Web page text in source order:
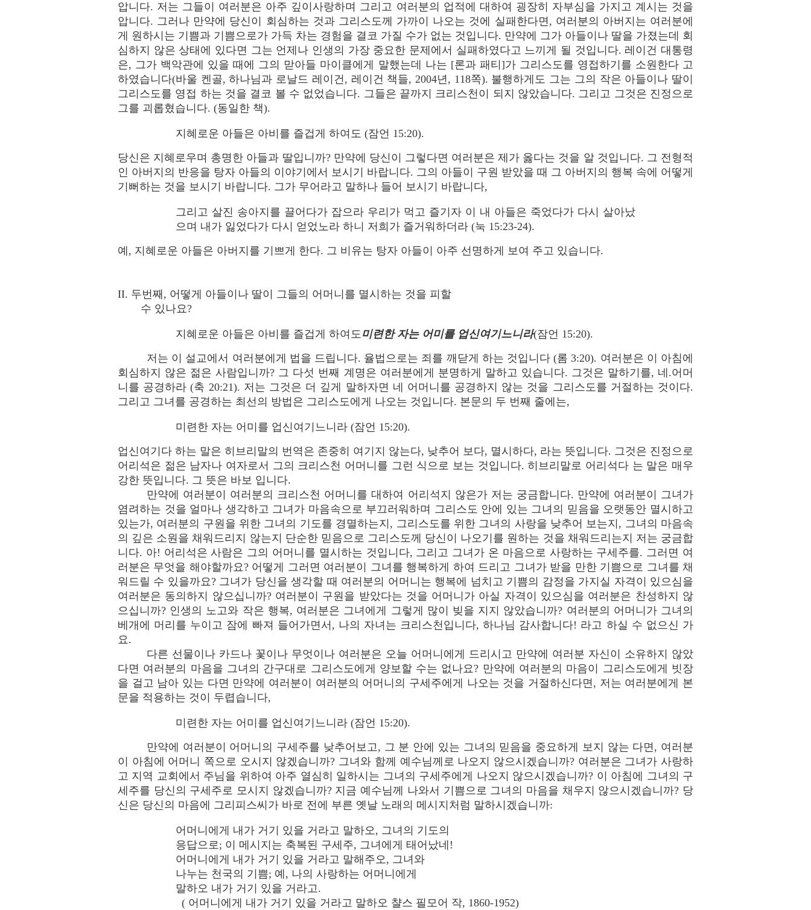
압니다. 저는 그들이 여러분은 아주 깊이사랑하며 그리고 여러분의 업적에 대하여 굉장히 자부심을 가지고 계시는 것을
압니다. 그러나 만약에 당신이 회심하는 것과 그리스도께 가까이 나오는 것에 실패한다면, 여러분의 아버지는 여러분에
게 원하시는 기쁨과 기쁨으로가 가득 차는 경험을 결코 가질 수가 없는 것입니다. 만약에 그가 아들이나 딸을 가졌는데 회
심하지 않은 상태에 있다면 그는 언제나 인생의 가장 중요한 문제에서 실패하였다고 느끼게 될 것입니다. 레이건 대통령
은, 그가 백악관에 있을 때에 그의 맏아들 마이클에게 말했는데 나는 [론과 패티]가 그리스도를 영접하기를 소원한다 고
하였습니다(바울 켄골, 하나님과 로날드 레이건, 레이건 책들, 2004년, 118쪽). 불행하게도 그는 그의 작은 아들이나 딸이
그리스도를 영접 하는 것을 결코 볼 수 없었습니다. 그들은 끝까지 크리스천이 되지 않았습니다. 그리고 그것은 진정으로
그를 괴롭혔습니다. (동일한 책).
지혜로운 아들은 아비를 즐겁게 하여도 (잠언 15:20).
당신은 지혜로우며 총명한 아들과 딸입니까? 만약에 당신이 그렇다면 여러분은 제가 옳다는 것을 알 것입니다. 그 전형적
인 아버지의 반응을 탕자 아들의 이야기에서 보시기 바랍니다. 그의 아들이 구원 받았을 때 그 아버지의 행복 속에 어떻게
기뻐하는 것을 보시기 바랍니다. 그가 무어라고 말하나 들어 보시기 바랍니다,
그리고 살진 송아지를 끌어다가 잡으라 우리가 먹고 즐기자 이 내 아들은 죽었다가 다시 살아났
으며 내가 잃었다가 다시 얻었노라 하니 저희가 즐거워하더라 (눅 15:23-24).
예, 지혜로운 아들은 아버지를 기쁘게 한다. 그 비유는 탕자 아들이 아주 선명하게 보여 주고 있습니다.
II. 두번째, 어떻게 아들이나 딸이 그들의 어머니를 멸시하는 것을 피할
수 있나요?
지혜로운 아들은 아비를 즐겁게 하여도미련한 자는 어미를 업신여기느니라(잠언 15:20).
저는 이 설교에서 여러분에게 법을 드립니다. 율법으로는 죄를 깨닫게 하는 것입니다 (롬 3:20). 여러분은 이 아침에
회심하지 않은 젊은 사람입니까? 그 다섯 번째 계명은 여러분에게 분명하게 말하고 있습니다. 그것은 말하기를, 네.어머
니를 공경하라 (축 20:21). 저는 그것은 더 깊게 말하자면 네 어머니를 공경하지 않는 것을 그리스도를 거절하는 것이다.
그리고 그녀를 공경하는 최선의 방법은 그리스도에게 나오는 것입니다. 본문의 두 번째 줄에는,
미련한 자는 어미를 업신여기느니라 (잠언 15:20).
업신여기다 하는 말은 히브리말의 번역은 존중히 여기지 않는다, 낮추어 보다, 멸시하다, 라는 뜻입니다. 그것은 진정으로
어리석은 젊은 남자나 여자로서 그의 크리스천 어머니를 그런 식으로 보는 것입니다. 히브리말로 어리석다 는 말은 매우
강한 뜻입니다. 그 뜻은 바보 입니다.
만약에 여러분이 여러분의 크리스천 어머니를 대하여 어리석지 않은가 저는 궁금합니다. 만약에 여러분이 그녀가
염려하는 것을 얼마나 생각하고 그녀가 마음속으로 부끄러워하며 그리스도 안에 있는 그녀의 믿음을 오랫동안 멸시하고
있는가, 여러분의 구원을 위한 그녀의 기도를 경멸하는지, 그리스도를 위한 그녀의 사랑을 낮추어 보는지, 그녀의 마음속
의 깊은 소원을 채워드리지 않는지 단순한 믿음으로 그리스도께 당신이 나오기를 원하는 것을 채워드리는지 저는 궁금합
니다. 아! 어리석은 사람은 그의 어머니를 멸시하는 것입니다, 그리고 그녀가 온 마음으로 사랑하는 구세주를. 그러면 여
러분은 무엇을 해야할까요? 어떻게 그러면 여러분이 그녀를 행복하게 하여 드리고 그녀가 받을 만한 기쁨으로 그녀를 채
워드릴 수 있을까요? 그녀가 당신을 생각할 때 여러분의 어머니는 행복에 넘치고 기쁨의 감정을 가지실 자격이 있으심을
여러분은 동의하지 않으십니까? 여러분이 구원을 받았다는 것을 어머니가 아실 자격이 있으심을 여러분은 찬성하지 않
으십니까? 인생의 노고와 작은 행복, 여러분은 그녀에게 그렇게 많이 빚을 지지 않았습니까? 여러분의 어머니가 그녀의
베개에 머리를 누이고 잠에 빠져 들어가면서, 나의 자녀는 크리스천입니다, 하나님 감사합니다! 라고 하실 수 없으신 가
요.
다른 선물이나 카드나 꽃이나 무엇이나 여러분은 오늘 어머니에게 드리시고 만약에 여러분 자신이 소유하지 않았
다면 여러분의 마음을 그녀의 간구대로 그리스도에게 양보할 수는 없나요? 만약에 여러분의 마음이 그리스도에게 빗장
을 걸고 남아 있는 다면 만약에 여러분이 여러분의 어머니의 구세주에게 나오는 것을 거절하신다면, 저는 여러분에게 본
문을 적용하는 것이 두렵습니다,
미련한 자는 어미를 업신여기느니라 (잠언 15:20).
만약에 여러분이 어머니의 구세주를 낮추어보고, 그 분 안에 있는 그녀의 믿음을 중요하게 보지 않는 다면, 여러분
이 아침에 어머니 쪽으로 오시지 않겠습니까? 그녀와 함께 예수님께로 나오지 않으시겠습니까? 여러분은 그녀가 사랑하
고 지역 교회에서 주님을 위하여 아주 열심히 일하시는 그녀의 구세주에게 나오지 않으시겠습니까? 이 아침에 그녀의 구
세주를 당신의 구세주로 모시지 않겠습니까? 지금 예수님께 나와서 기쁨으로 그녀의 마음을 채우지 않으시겠습니까? 당
신은 당신의 마음에 그리피스씨가 바로 전에 부른 옛날 노래의 메시지처럼 말하시겠습니까:
어머니에게 내가 거기 있을 거라고 말하오, 그녀의 기도의
응답으로; 이 메시지는 축복된 구세주, 그녀에게 태어났네!
어머니에게 내가 거기 있을 거라고 말해주오, 그녀와
나누는 천국의 기쁨; 예, 나의 사랑하는 어머니에게
말하오 내가 거기 있을 거라고.
( 어머니에게 내가 거기 있을 거라고 말하오 챨스 필모어 작, 1860-1952)